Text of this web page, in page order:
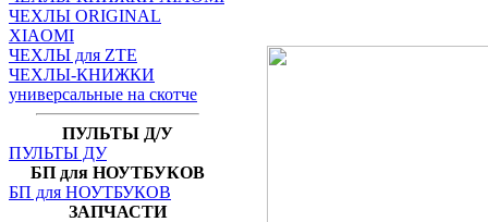
ЧЕХЛЫ ORIGINAL
XIAOMI
ЧЕХЛЫ для ZTE
ЧЕХЛЫ-КНИЖКИ
универсальные на скотче
ПУЛЬТЫ Д/У
ПУЛЬТЫ ДУ
БП для НОУТБУКОВ
БП для НОУТБУКОВ
ЗАПЧАСТИ